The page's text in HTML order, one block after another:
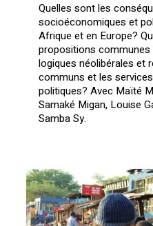
Quelles sont les
socioéconomiques et
Afrique et en Europe?
propositions
logiques néolibérales et
communs et les
politiques? Avec Maïté
Samaké Migan, Louise
Samba Sy.